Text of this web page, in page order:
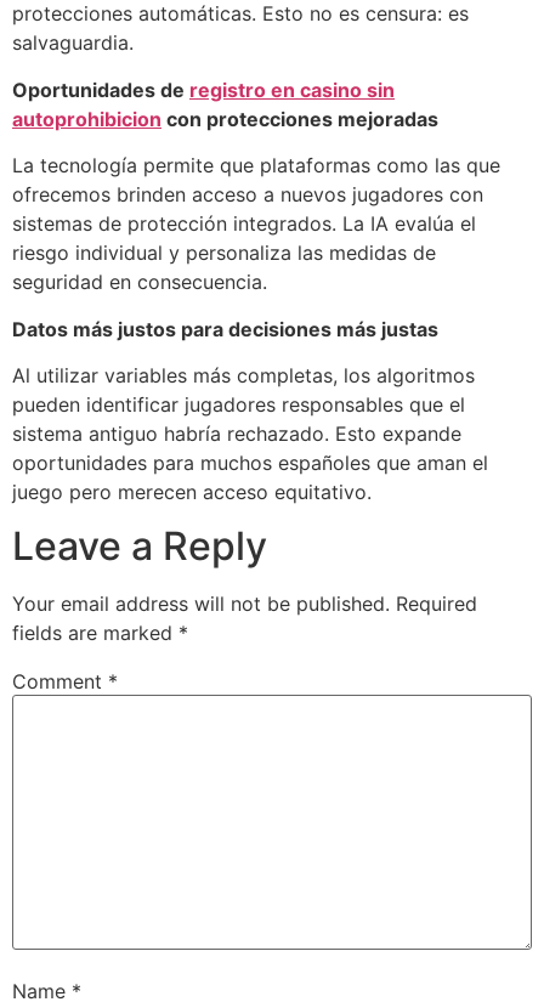
protecciones automáticas. Esto no es censura: es
salvaguardia.
Oportunidades de registro en casino sin
autoprohibicion con protecciones mejoradas
La tecnología permite que plataformas como las que
ofrecemos brinden acceso a nuevos jugadores con
sistemas de protección integrados. La IA evalúa el
riesgo individual y personaliza las medidas de
seguridad en consecuencia.
Datos más justos para decisiones más justas
Al utilizar variables más completas, los algoritmos
pueden identificar jugadores responsables que el
sistema antiguo habría rechazado. Esto expande
oportunidades para muchos españoles que aman el
juego pero merecen acceso equitativo.
Leave a Reply
Your email address will not be published. Required
fields are marked *
Comment *
Name *